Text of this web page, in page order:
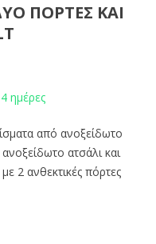
ΠΟΡΤΕΣ ΚΑΙ
ημέρες
από ανοξείδωτο
ατσάλι και
2 ανθεκτικές πόρτες